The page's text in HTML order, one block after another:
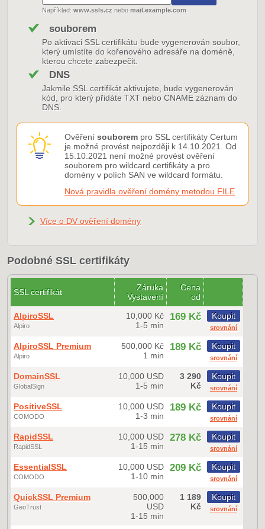
Například: www.ssls.cz nebo mail.example.com
souborem
Po aktivaci SSL certifikátu bude vygenerován soubor,
který umístíte do kořenového adresáře na doméně,
kterou chcete zabezpečit.
DNS
Jakmile SSL certifikát aktivujete, bude vygenerován
kód, pro který přidáte TXT nebo CNAME záznam do
DNS.
Ověření souborem pro SSL certifikáty Certum
je možné provést nejpozději k 14.10.2021. Od
15.10.2021 není možné provést ověření
souborem pro wildcard certifikáty a pro
domény v polích SAN ve wildcard formátu.
Nová pravidla ověření domény metodou FILE
Více o DV ověření domény
Podobné SSL certifikáty
SSL certifikát
Záruka
Vystavení
Cena
od
AlpiroSSL
Alpiro
10,000 Kč
1-5 min
169 Kč Koupit
srovnání
AlpiroSSL Premium
Alpiro
500,000 Kč
1 min
189 Kč Koupit
srovnání
DomainSSL
GlobalSign
10,000 USD
1-5 min
3 290
Kč
Koupit
srovnání
PositiveSSL
COMODO
10,000 USD
1-3 min
189 Kč Koupit
srovnání
RapidSSL
RapidSSL
10,000 USD
1-15 min
278 Kč Koupit
srovnání
EssentialSSL
COMODO
10,000 USD
1-10 min
209 Kč Koupit
srovnání
QuickSSL Premium
GeoTrust
500,000
USD
1-15 min
1 189
Kč
Koupit
srovnání